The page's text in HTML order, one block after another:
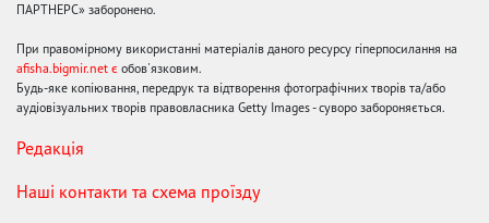
ПАРТНЕРС» заборонено.
При правомірному використанні матеріалів даного ресурсу гіперпосилання на
afisha.bigmir.net є обов'язковим.
Будь-яке копіювання, передрук та відтворення фотографічних творів та/або
аудіовізуальних творів правовласника Getty Images - суворо забороняється.
Редакція
Наші контакти та схема проїзду